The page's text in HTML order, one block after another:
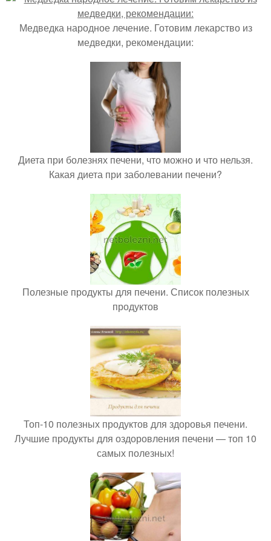
Медведка народное лечение. Готовим лекарство из
медведки, рекомендации:
Диета при болезнях печени, что можно и что нельзя.
Какая диета при заболевании печени?
Полезные продукты для печени. Список полезных
продуктов
Топ-10 полезных продуктов для здоровья печени.
Лучшие продукты для оздоровления печени — топ 10
самых полезных!